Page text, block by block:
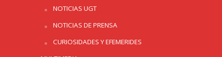
NOTICIAS UGT
NOTICIAS DE PRENSA
CURIOSIDADES Y EFEMERIDES